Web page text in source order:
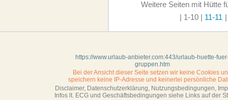
Weitere Seiten mit Hütte
| 1-10 | 11-11 |
https://www.urlaub-anbieter.com:443/urlaub-huette-
gruppen.htm
Bei der Ansicht dieser Seite setzen wir keine Cookies
speichern keine IP-Adresse und keinerlei persönliche
Disclaimer, Datenschutzerklärung, Nutzungsbedingungen,
Infos lt. ECG und Geschäftsbedingungen siehe Links auf der